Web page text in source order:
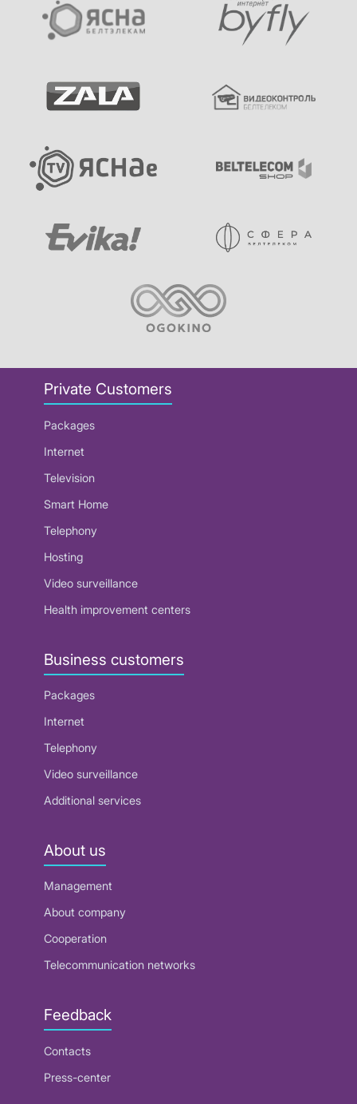
Private Customers
Packages
Internet
Television
Smart Home
Telephony
Hosting
Video surveillance
Health improvement centers
Business customers
Packages
Internet
Telephony
Video surveillance
Additional services
About us
Management
About company
Cooperation
Telecommunication networks
Feedback
Contacts
Press-center